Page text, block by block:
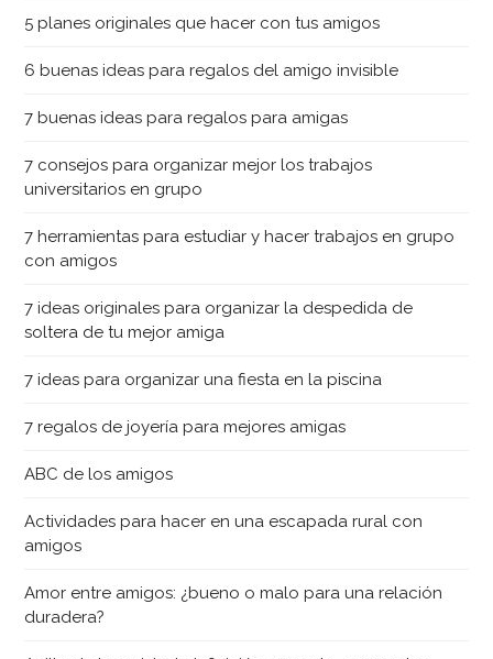
5 planes originales que hacer con tus amigos
6 buenas ideas para regalos del amigo invisible
7 buenas ideas para regalos para amigas
7 consejos para organizar mejor los trabajos
universitarios en grupo
7 herramientas para estudiar y hacer trabajos en grupo
con amigos
7 ideas originales para organizar la despedida de
soltera de tu mejor amiga
7 ideas para organizar una fiesta en la piscina
7 regalos de joyería para mejores amigas
ABC de los amigos
Actividades para hacer en una escapada rural con
amigos
Amor entre amigos: ¿bueno o malo para una relación
duradera?